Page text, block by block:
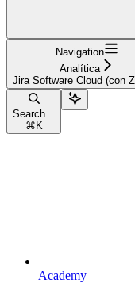
Navigation
Analítica
Jira Software Cloud (con
Search...
⌘ K
Academy